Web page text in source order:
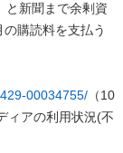
と新聞まで余剰資
購読料を支払う
00034755/（10
ィアの利用状況(不